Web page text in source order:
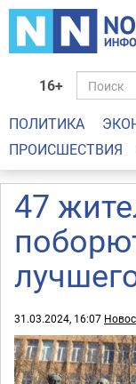
16+
ПОЛИТИКА
ПРОИСШЕСТВИЯ
47
31.03.2024, 16:07